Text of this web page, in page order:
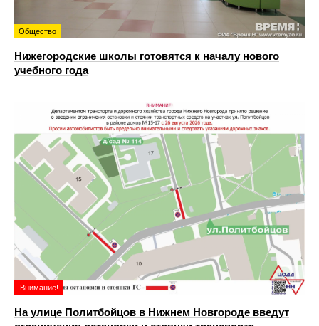
Общество
Нижегородские школы готовятся к началу нового
учебного года
Внимание!
На улице Политбойцов в Нижнем Новгороде введут